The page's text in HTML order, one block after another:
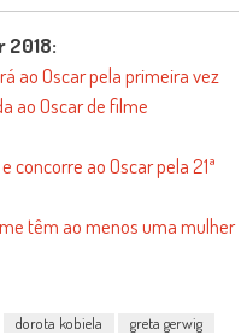
2018:
ao Oscar pela primeira vez
ao Oscar de filme
concorre ao Oscar pela 21ª
têm ao menos uma mulher
dorota kobiela
greta gerwig